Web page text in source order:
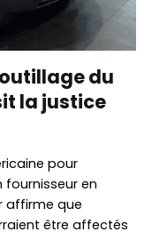
du
la justice
pour
fournisseur en
affirme que
être affectés